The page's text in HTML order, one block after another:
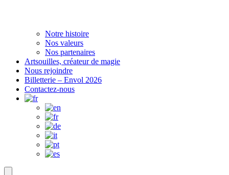
Notre histoire
Nos valeurs
Nos partenaires
Artsouilles, créateur de magie
Nous rejoindre
Billetterie – Envol 2026
Contactez-nous